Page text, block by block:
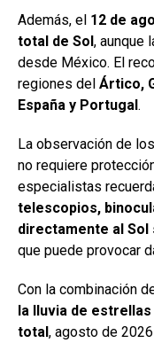
Además, el 12 de
total de Sol, aunque
desde México. El
regiones del Ártico,
España y Portugal.
La observación de
no requiere
especialistas
telescopios,
directamente al
que puede provocar
Con la combinación
la lluvia de
total, agosto de